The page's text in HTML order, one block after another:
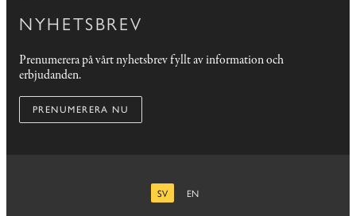
NYHETSBREV
Prenumerera på vårt nyhetsbrev fyllt av information och
erbjudanden.
PRENUMERERA NU
SV
EN